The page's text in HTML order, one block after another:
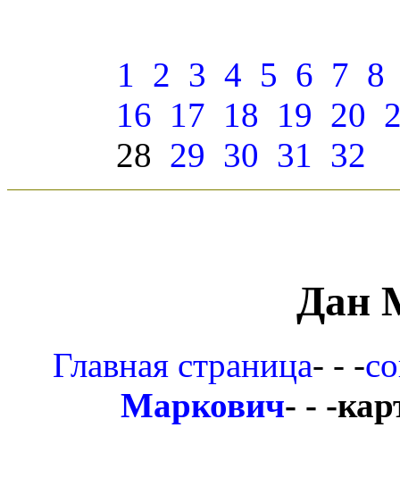
1 2 3 4 5 6 7 8
16 17 18 19 20
28 29 30 31 32
Дан
Главная страница- - -
Маркович- - -